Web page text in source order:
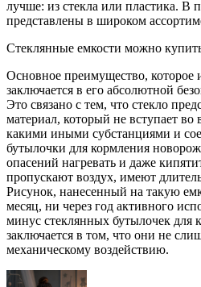
лучше: из стекла или пластика. В
представлены в широком
Стеклянные емкости можно
Основное преимущество, которое
заключается в его абсолютной
Это связано с тем, что стекло
материал, который не вступает во
какими иными субстанциями и
бутылочки для кормления
опасений нагревать и даже
пропускают воздух, имеют
Рисунок, нанесенный на такую
месяц, ни через год активного
минус стеклянных бутылочек для
заключается в том, что они не
механическому воздействию.